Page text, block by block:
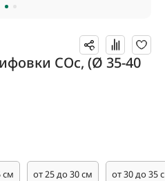
СОс, (Ø 35-40
см от 25 до 30 см от 30 до 35